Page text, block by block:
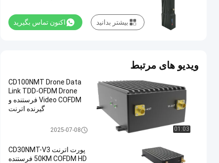
اکنون تماس بگیرید بیشتر بدانید
ویدیو های مرتبط
01:03
CD100NMT Drone Data
Link TDD-OFDM Drone
Video COFDM فرستنده و
گیرنده اترنت
فرستنده COFDM2025-07-08
پورت اترنت CD30NMT-V3
50KM COFDM HD فرستنده